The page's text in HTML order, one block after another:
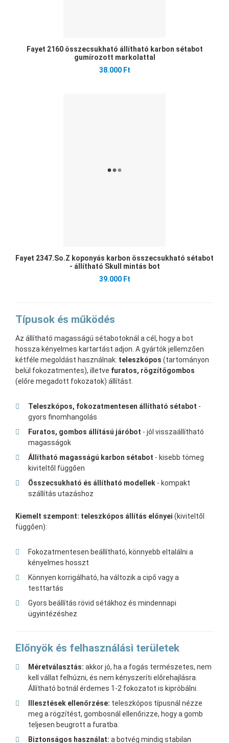
Fayet 2160 összecsukható állítható karbon sétabot
gumírozott markolattal
38.000 Ft
Fayet 2347.So.Z koponyás karbon összecsukható sétabot
- állítható Skull mintás bot
39.000 Ft
Típusok és működés
Az állítható magasságú sétabotoknál a cél, hogy a bot
hossza kényelmes kartartást adjon. A gyártók jellemzően
kétféle megoldást használnak: teleszkópos (tartományon
belül fokozatmentes), illetve furatos, rögzítőgombos
(előre megadott fokozatok) állítást.
Teleszkópos, fokozatmentesen állítható sétabot -
gyors finomhangolás
Furatos, gombos állítású járóbot - jól visszaállítható
magasságok
Állítható magasságú karbon sétabot - kisebb tömeg
kiviteltől függően
Összecsukható és állítható modellek - kompakt
szállítás utazáshoz
Kiemelt szempont: teleszkópos állítás előnyei (kiviteltől
függően):
Fokozatmentesen beállítható, könnyebb eltalálni a
kényelmes hosszt
Könnyen korrigálható, ha változik a cipő vagy a
testtartás
Gyors beállítás rövid sétákhoz és mindennapi
ügyintézéshez
Előnyök és felhasználási területek
Méretválasztás: akkor jó, ha a fogás természetes, nem
kell vállat felhúzni, és nem kényszeríti előrehajlásra.
Állítható botnál érdemes 1-2 fokozatot is kipróbálni.
Illesztések ellenőrzése: teleszkópos típusnál nézze
meg a rögzítést, gombosnál ellenőrizze, hogy a gomb
teljesen beugrott a furatba.
Biztonságos használat: a botvég mindig stabilan